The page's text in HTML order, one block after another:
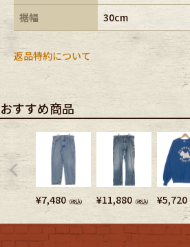
裾幅
30cm
返品特約について
おすすめ商品
¥7,480 （税込） ¥11,880 （税込） ¥5,720